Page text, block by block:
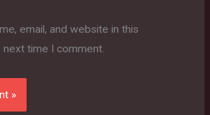
email, and website in this
time I comment.